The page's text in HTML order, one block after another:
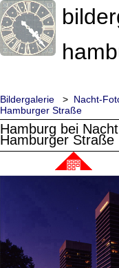
Bildergalerie > Nacht-
Hamburger Straße
Hamburg bei
Hamburger Straße